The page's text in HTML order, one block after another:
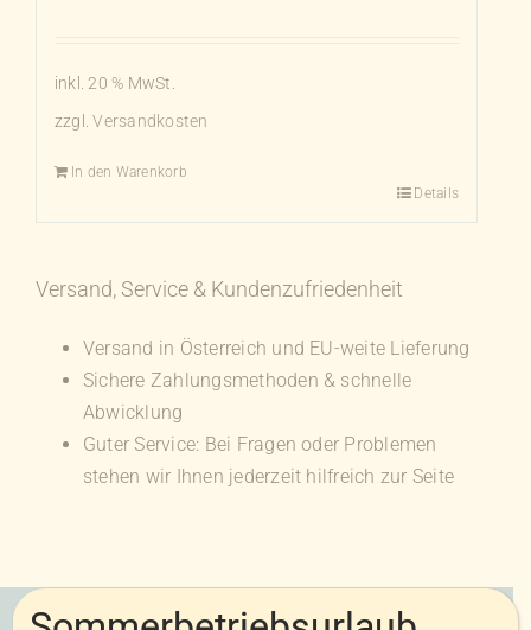
inkl. 20 % MwSt.
zzgl.Versandkosten
In den Warenkorb
Details
Versand, Service & Kundenzufriedenheit
Versand in Österreich und EU-weite Lieferung
Sichere Zahlungsmethoden & schnelle
Abwicklung
Guter Service: Bei Fragen oder Problemen
stehen wir Ihnen jederzeit hilfreich zur Seite